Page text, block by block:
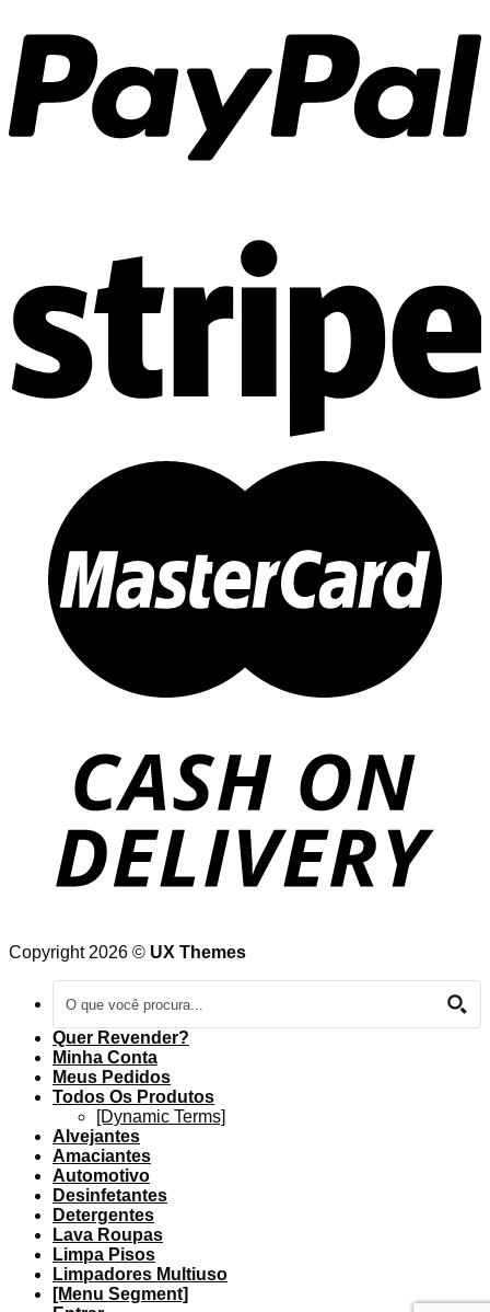
Copyright 2026 © UX Themes
Quer Revender?
Minha Conta
Meus Pedidos
Todos Os Produtos
[Dynamic Terms]
Alvejantes
Amaciantes
Automotivo
Desinfetantes
Detergentes
Lava Roupas
Limpa Pisos
Limpadores Multiuso
[Menu Segment]